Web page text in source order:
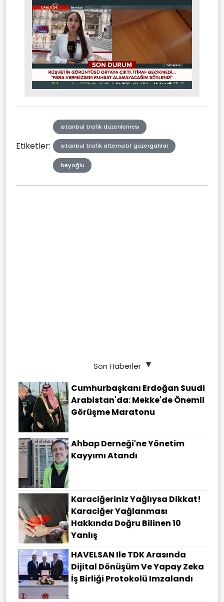
Mute Stream
Etiketler:
istanbul trafik düzenlemesi
istanbul trafik alternatif güzergahlar
beyoğlu
Son Haberler
Cumhurbaşkanı Erdoğan Suudi
Arabistan'da: Mekke'de Önemli
Görüşme Maratonu
Ahbap Derneği'ne Yönetim
Kayyımı Atandı
Karaciğeriniz Yağlıysa Dikkat!
Karaciğer Yağlanması
Hakkında Doğru Bilinen 10
Yanlış
HAVELSAN Ile TDK Arasında
Dijital Dönüşüm Ve Yapay Zeka
İş Birliği Protokolü Imzalandı